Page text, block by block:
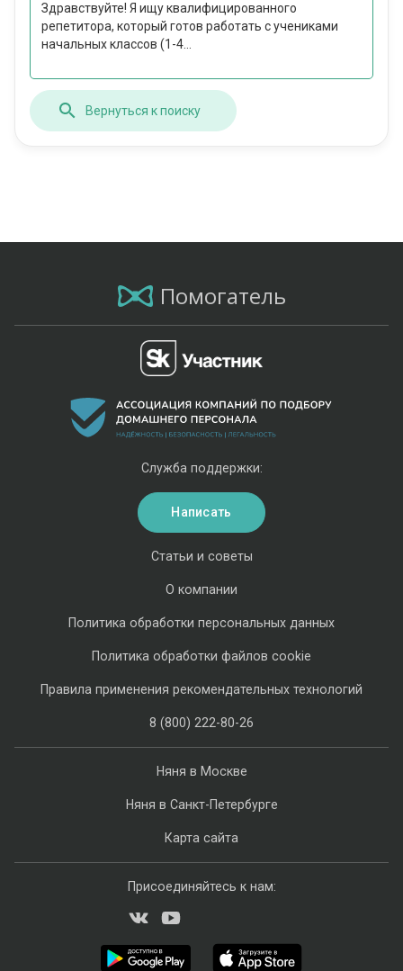
Здравствуйте! Я ищу квалифицированного
репетитора, который готов работать с учениками
начальных классов (1-4...
Вернуться к поиску
Помогатель
Няня в Москве
Няня в Санкт-Петербурге
Карта сайта
Статьи и советы
О компании
Политика обработки персональных данных
Политика обработки файлов cookie
Правила применения рекомендательных технологий
8 (800) 222-80-26
Служба поддержки:
Написать
Присоединяйтесь к нам: